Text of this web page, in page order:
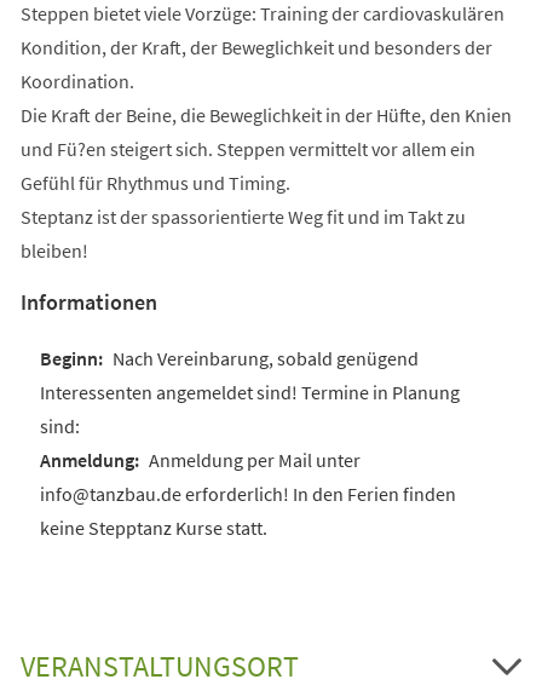
Steppen bietet viele Vorzüge: Training der cardiovaskulären
Kondition, der Kraft, der Beweglichkeit und besonders der
Koordination.
Die Kraft der Beine, die Beweglichkeit in der Hüfte, den Knien
und Fü?en steigert sich. Steppen vermittelt vor allem ein
Gefühl für Rhythmus und Timing.
Steptanz ist der spassorientierte Weg fit und im Takt zu
bleiben!
Informationen
Nach Vereinbarung, sobald genügend
Interessenten angemeldet sind! Termine in Planung
sind:
Anmeldung per Mail unter
info@tanzbau.de erforderlich! In den Ferien finden
keine Stepptanz Kurse statt.
VERANSTALTUNGSORT